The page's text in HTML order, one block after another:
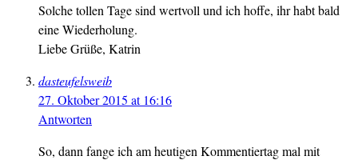
Solche tollen Tage sind wertvoll und ich hoffe, ihr habt bald
eine Wiederholung.
Liebe Grüße, Katrin
dasteufelsweib
27. Oktober 2015 at 16:16
Antworten
So, dann fange ich am heutigen Kommentiertag mal mit